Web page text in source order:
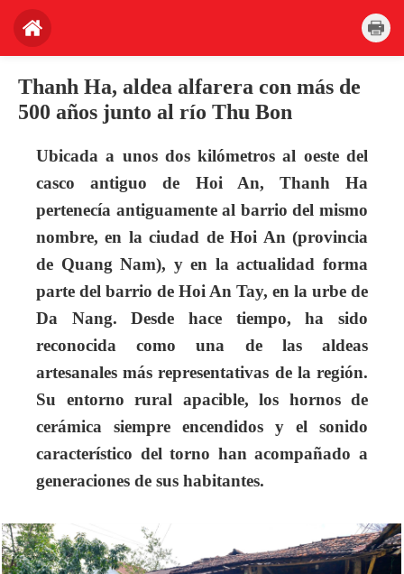
Thanh Ha, aldea alfarera con más de
500 años junto al río Thu Bon
Ubicada a unos dos kilómetros al oeste del
casco antiguo de Hoi An, Thanh Ha
pertenecía antiguamente al barrio del mismo
nombre, en la ciudad de Hoi An (provincia
de Quang Nam), y en la actualidad forma
parte del barrio de Hoi An Tay, en la urbe de
Da Nang. Desde hace tiempo, ha sido
reconocida como una de las aldeas
artesanales más representativas de la región.
Su entorno rural apacible, los hornos de
cerámica siempre encendidos y el sonido
característico del torno han acompañado a
generaciones de sus habitantes.